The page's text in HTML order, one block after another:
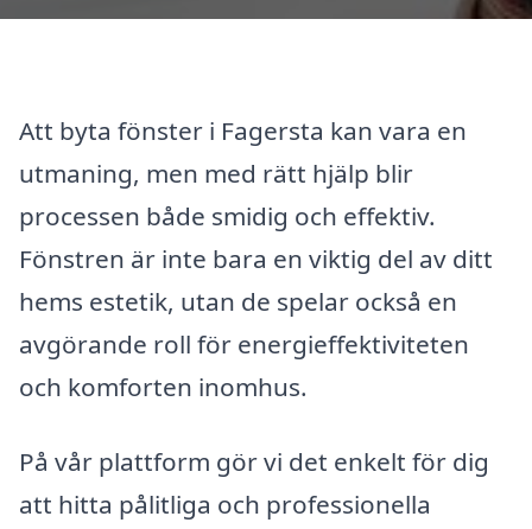
Att byta fönster i Fagersta kan vara en
utmaning, men med rätt hjälp blir
processen både smidig och effektiv.
Fönstren är inte bara en viktig del av ditt
hems estetik, utan de spelar också en
avgörande roll för energieffektiviteten
och komforten inomhus.
På vår plattform gör vi det enkelt för dig
att hitta pålitliga och professionella